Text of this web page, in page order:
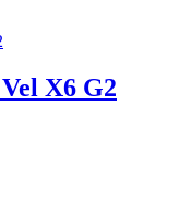
X6 G2